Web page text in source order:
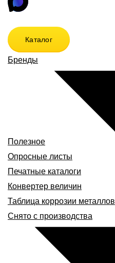
Каталог
Бренды
Полезное
Опросные листы
Печатные каталоги
Конвертер величин
Таблица коррозии металлов
Снято с производства